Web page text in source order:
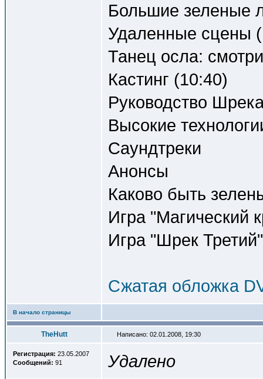
Большие зеленые
Удаленные сцены
Танец осла:
Кастинг (10:40)
Руководство
Высокие
Саундтреки
Анонсы
Каково быть
Игра "Магический
Игра "Шрек
Сжатая обложка
В начало страницы
TheHutt Написано: 02.01.2008, 19:30
Регистрация: 23.05.2007
Сообщений: 91 Удалено